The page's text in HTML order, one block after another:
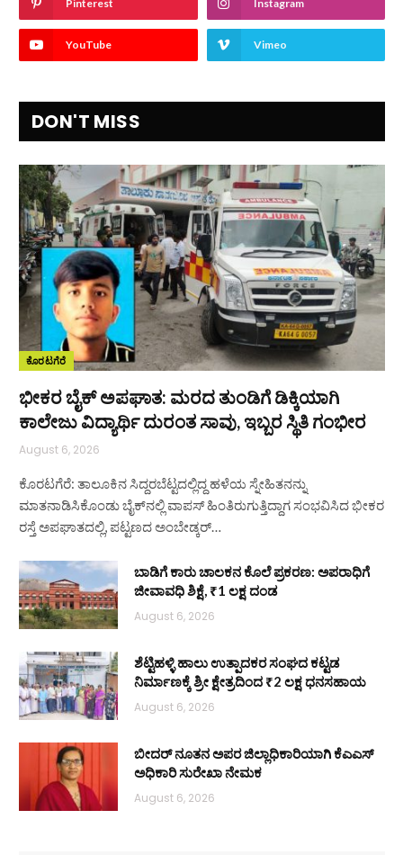
Pinterest Instagram
YouTube Vimeo
DON'T MISS
ಕೊರಟಗೆರೆ
ಭೀಕರ ಬೈಕ್ ಅಪಘಾತ: ಮರದ ತುಂಡಿಗೆ ಡಿಕ್ಕಿಯಾಗಿ
ಕಾಲೇಜು ವಿದ್ಯಾರ್ಥಿ ದುರಂತ ಸಾವು, ಇಬ್ಬರ ಸ್ಥಿತಿ ಗಂಭೀರ
August 6, 2026
ಕೊರಟಗೆರೆ: ತಾಲೂಕಿನ ಸಿದ್ದರಬೆಟ್ಟದಲ್ಲಿದ್ದ ಹಳೆಯ ಸ್ನೇಹಿತನನ್ನು
ಮಾತನಾಡಿಸಿಕೊಂಡು ಬೈಕ್‌ನಲ್ಲಿ ವಾಪಸ್ ಹಿಂತಿರುಗುತ್ತಿದ್ದಾಗ ಸಂಭವಿಸಿದ ಭೀಕರ
ರಸ್ತೆ ಅಪಘಾತದಲ್ಲಿ, ಪಟ್ಟಣದ ಅಂಬೇಡ್ಕರ್…
ಬಾಡಿಗೆ ಕಾರು ಚಾಲಕನ ಕೊಲೆ ಪ್ರಕರಣ: ಅಪರಾಧಿಗೆ
ಜೀವಾವಧಿ ಶಿಕ್ಷೆ, ₹1 ಲಕ್ಷ ದಂಡ
August 6, 2026
ಶೆಟ್ಟಿಹಳ್ಳಿ ಹಾಲು ಉತ್ಪಾದಕರ ಸಂಘದ ಕಟ್ಟಡ
ನಿರ್ಮಾಣಕ್ಕೆ ಶ್ರೀ ಕ್ಷೇತ್ರದಿಂದ ₹2 ಲಕ್ಷ ಧನಸಹಾಯ
August 6, 2026
ಬೀದರ್ ನೂತನ ಅಪರ ಜಿಲ್ಲಾಧಿಕಾರಿಯಾಗಿ ಕೆಎಎಸ್
ಅಧಿಕಾರಿ ಸುರೇಖಾ ನೇಮಕ
August 6, 2026